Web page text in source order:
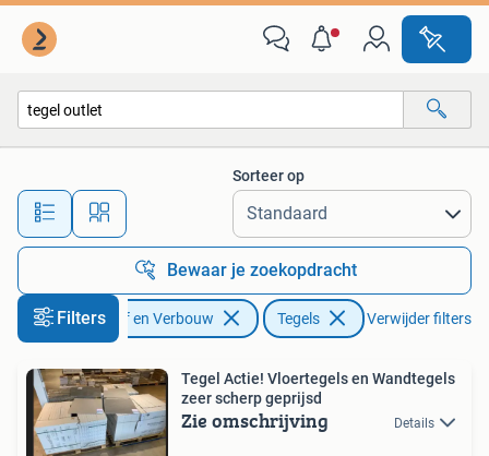
Alle afstanden…
Sorteer op
Bewaar je zoekopdracht
Filters
Doe-het-zelf en Verbouw Tegels Verwijder filters
Tegel Actie! Vloertegels en Wandtegels
zeer scherp geprijsd
Zie omschrijving Details